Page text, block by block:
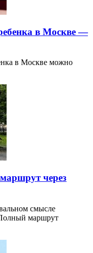
в Москве —
в Москве можно
через
смысле
маршрут